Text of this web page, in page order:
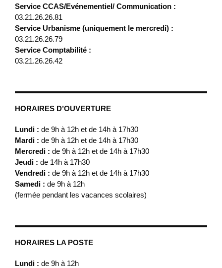
Service CCAS/Evénementiel/ Communication :
03.21.26.26.81
Service Urbanisme (uniquement le mercredi) :
03.21.26.26.79
Service Comptabilité :
03.21.26.26.42
HORAIRES D’OUVERTURE
Lundi : de 9h à 12h et de 14h à 17h30
Mardi : de 9h à 12h et de 14h à 17h30
Mercredi : de 9h à 12h et de 14h à 17h30
Jeudi : de 14h à 17h30
Vendredi : de 9h à 12h et de 14h à 17h30
Samedi : de 9h à 12h
(fermée pendant les vacances scolaires)
HORAIRES LA POSTE
Lundi : de 9h à 12h